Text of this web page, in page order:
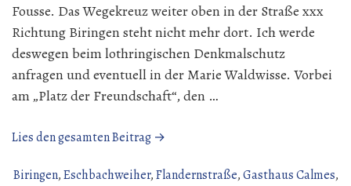
Fousse. Das Wegekreuz weiter oben in der Straße xxx
Richtung Biringen steht nicht mehr dort. Ich werde
deswegen beim lothringischen Denkmalschutz
anfragen und eventuell in der Marie Waldwisse. Vorbei
am „Platz der Freundschaft“, den …
Lies den gesamten Beitrag →
den
Biringen,Eschbachweiher,Flandernstraße,Gasthaus Calmes,